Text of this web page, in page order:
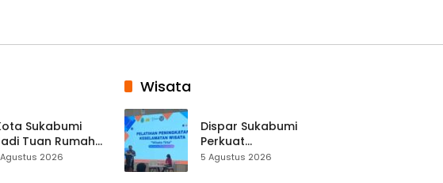
Sukabumi
Tuan Rumah
Batu Akik
Agustus 2026
Wisata
Dispar Sukabumi
Perkuat
Keselamatan
5 Agustus 2026